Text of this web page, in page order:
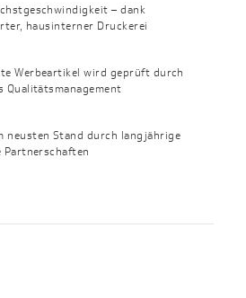
– dank
haus­interner Druckerei
Werbeartikel wird geprüft durch
Qualitäts­management
neusten Stand durch langjährige